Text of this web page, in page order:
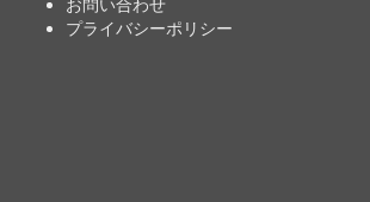
プライバシーポリシー